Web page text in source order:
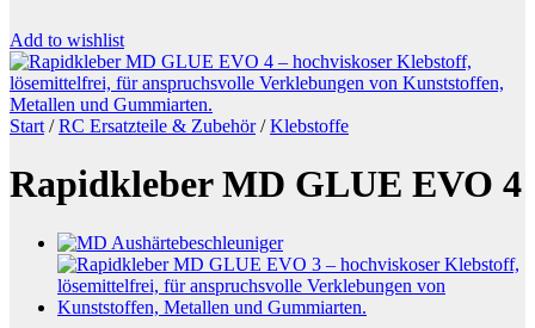
Add to wishlist
Start / RC Ersatzteile & Zubehör / Klebstoffe
Rapidkleber MD GLUE EVO 4